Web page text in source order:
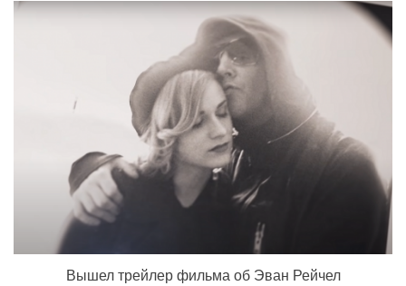
Вышел трейлер фильма об Эван Рейчел